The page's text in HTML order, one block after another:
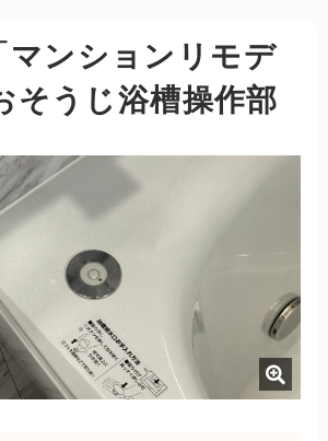
マンションリモデ
そうじ浴槽操作部